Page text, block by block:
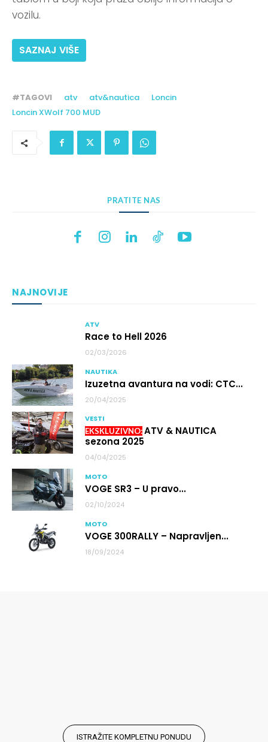
vozilu.
SAZNAJ VIŠE
#TAGOVI atv atv&nautica
Loncin
Loncin XWolf 700 MUD
PRATITE NAS
NAJNOVIJE
ATV
Race to Hell 2026
02/03/2026
NAUTIKA
Izuzetna avantura na vodi: CTC...
20/04/2025
VESTI
ATV & NAUTICA
sezona 2025
04/04/2025
MOTO
VOGE SR3 – U pravo...
02/10/2024
MOTO
VOGE 300RALLY – Napravljen...
18/09/2024
ISTRAŽITE KOMPLETNU PONUDU